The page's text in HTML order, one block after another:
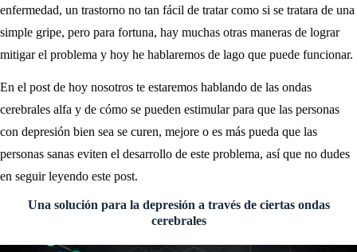
enfermedad, un trastorno no tan fácil de tratar como si se tratara de una
simple gripe, pero para fortuna, hay muchas otras maneras de lograr
mitigar el problema y hoy he hablaremos de lago que puede funcionar.
En el post de hoy nosotros te estaremos hablando de las ondas
cerebrales alfa y de cómo se pueden estimular para que las personas
con depresión bien sea se curen, mejore o es más pueda que las
personas sanas eviten el desarrollo de este problema, así que no dudes
en seguir leyendo este post.
Una solución para la depresión a través de ciertas ondas
cerebrales